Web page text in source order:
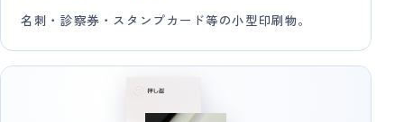
名刺・診察券・スタンプカード等の小型印刷物。